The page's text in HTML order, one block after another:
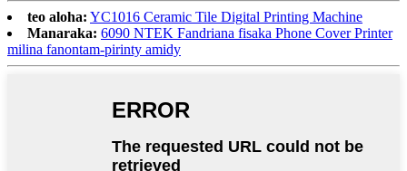
teo aloha: YC1016 Ceramic Tile Digital Printing Machine
Manaraka: 6090 NTEK Fandriana fisaka Phone Cover Printer
milina fanontam-pirinty amidy